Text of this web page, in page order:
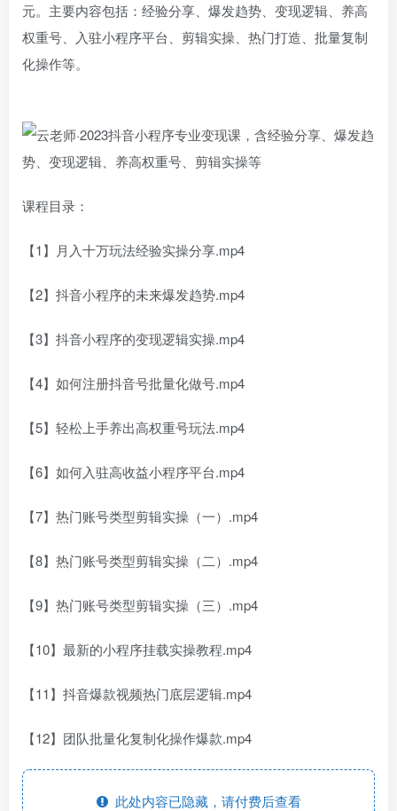
元。主要内容包括：经验分享、爆发趋势、变现逻辑、养高
权重号、入驻小程序平台、剪辑实操、热门打造、批量复制
化操作等。
课程目录：
【1】月入十万玩法经验实操分享.mp4
【2】抖音小程序的未来爆发趋势.mp4
【3】抖音小程序的变现逻辑实操.mp4
【4】如何注册抖音号批量化做号.mp4
【5】轻松上手养出高权重号玩法.mp4
【6】如何入驻高收益小程序平台.mp4
【7】热门账号类型剪辑实操（一）.mp4
【8】热门账号类型剪辑实操（二）.mp4
【9】热门账号类型剪辑实操（三）.mp4
【10】最新的小程序挂载实操教程.mp4
【11】抖音爆款视频热门底层逻辑.mp4
【12】团队批量化复制化操作爆款.mp4
此处内容已隐藏，请付费后查看